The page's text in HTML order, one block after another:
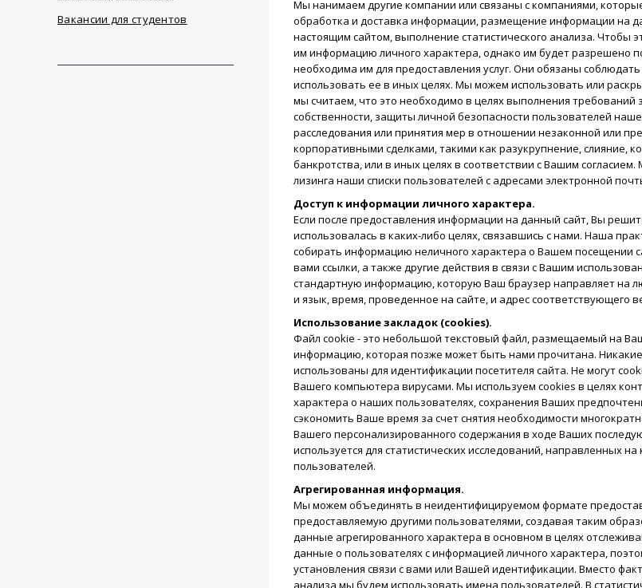
Вакансии для студентов
Мы нанимаем другие компании или связаны с компаниями,
обработка и доставка информации, размещение информации на
настоящим сайтом, выполнение статистического анализа. Чтобы
им информацию личного характера, однако им будет разрешено
необходима им для предоставления услуг. Они обязаны
использовать ее в иных целях. Мы можем использовать или
мы считаем, что это необходимо в целях выполнения
собственности, защиты личной безопасности пользователей
расследования или принятия мер в отношении незаконной или
корпоративными сделками, такими как разукрупнение, слияние,
банкротства, или в иных целях в соответствии с Вашим
лизинга наши списки пользователей с адресами электронной
Доступ к информации личного характера.
Если после предоставления информации на данный сайт, Вы
использовалась в каких-либо целях, связавшись с нами. Наша
собирать информацию неличного характера о Вашем посещении
вами ссылки, а также другие действия в связи с Вашим
стандартную информацию, которую Ваш браузер направляет на
и язык, время, проведенное на сайте, и адрес соответствующего
Использование закладок (cookies).
Файл cookie - это небольшой текстовый файл, размещаемый на
информацию, которая позже может быть нами прочитана.
использованы для идентификации посетителя сайта. Не могут
Вашего компьютера вирусами. Мы используем cookies в целях
характера о наших пользователях, сохранения Ваших
сэкономить Ваше время за счет снятия необходимости
Вашего персонализированного содержания в ходе Ваших
используется для статистических исследований, направленных
пользователей.
Агрегированная информация.
Мы можем объединять в неидентифицируемом формате
предоставляемую другими пользователями, создавая таким
данные агрегированного характера в основном в целях
данные о пользователях с информацией личного характера,
установления связи с вами или Вашей идентификации. Вместо
анализа мы будем использовать имена пользователей. В